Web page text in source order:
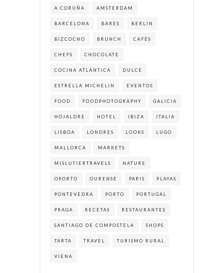
A CORUÑA AMSTERDAM
BARCELONA BARES BERLIN
BIZCOCHO BRUNCH CAFÉS
CHEFS CHOCOLATE
COCINA ATLÁNTICA DULCE
ESTRELLA MICHELIN EVENTOS
FOOD FOODPHOTOGRAPHY GALICIA
HOJALDRE HOTEL IBIZA ITALIA
LISBOA LONDRES LOOKS LUGO
MALLORCA MARKETS
MISLUTIERTRAVELS NATURE
OPORTO OURENSE PARIS PLAYAS
PONTEVEDRA PORTO PORTUGAL
PRAGA RECETAS RESTAURANTES
SANTIAGO DE COMPOSTELA SHOPS
TARTA TRAVEL TURISMO RURAL
VIENA